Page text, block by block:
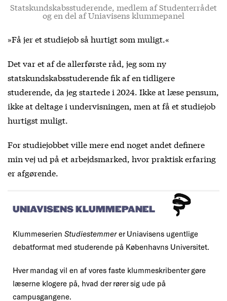
Statskundskabsstuderende, medlem af Studenterrådet
og en del af Uniavisens klummepanel
»Få jer et studiejob så hurtigt som muligt.«
Det var et af de allerførste råd, jeg som ny
statskundskabsstuderende fik af en tidligere
studerende, da jeg startede i 2024. Ikke at læse pensum,
ikke at deltage i undervisningen, men at få et studiejob
hurtigst muligt.
For studiejobbet ville mere end noget andet definere
min vej ud på et arbejdsmarked, hvor praktisk erfaring
er afgørende.
UNIAVISENS KLUMMEPANEL
Klummeserien Studiestemmerer Uniavisens ugentlige
debatformat med studerende på Københavns Universitet.
Hver mandag vil en af vores faste klummeskribenter gøre
læserne klogere på, hvad der rører sig ude på
campusgangene.